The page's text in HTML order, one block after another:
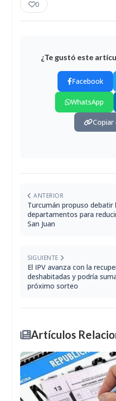
0
¿Te gustó este
Facebook
WhatsApp
Copiar
ANTERIOR
Turcumán propuso debatir
departamentos para
San Juan
SIGUIENTE
El IPV avanza con la
deshabitadas y podría
próximo sorteo
Artículos